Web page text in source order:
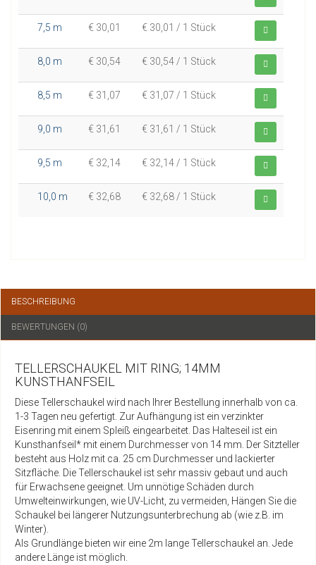
7,5 m € 30,01 € 30,01 / 1 Stück
8,0 m € 30,54 € 30,54 / 1 Stück
8,5 m € 31,07 € 31,07 / 1 Stück
9,0 m € 31,61 € 31,61 / 1 Stück
9,5 m € 32,14 € 32,14 / 1 Stück
10,0 m € 32,68 € 32,68 / 1 Stück
BESCHREIBUNG
BEWERTUNGEN (0)
TELLERSCHAUKEL MIT RING; 14MM
KUNSTHANFSEIL
Diese Tellerschaukel wird nach Ihrer Bestellung innerhalb von ca.
1-3 Tagen neu gefertigt. Zur Aufhängung ist ein verzinkter
Eisenring mit einem Spleiß eingearbeitet. Das Halteseil ist ein
Kunsthanfseil* mit einem Durchmesser von 14 mm. Der Sitzteller
besteht aus Holz mit ca. 25 cm Durchmesser und lackierter
Sitzfläche. Die Tellerschaukel ist sehr massiv gebaut und auch
für Erwachsene geeignet. Um unnötige Schäden durch
Umwelteinwirkungen, wie UV-Licht, zu vermeiden, Hängen Sie die
Schaukel bei längerer Nutzungsunterbrechung ab (wie z.B. im
Winter).
Als Grundlänge bieten wir eine 2m lange Tellerschaukel an. Jede
andere Länge ist möglich.